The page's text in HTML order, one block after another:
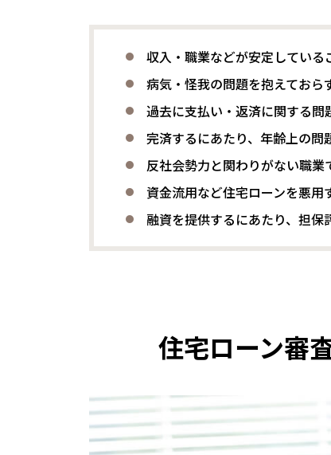
収入・職業などが安定している
病気・怪我の問題を抱えておら
過去に支払い・返済に関する問
完済するにあたり、年齢上の問
反社会勢力と関わりがない職業
資金流用など住宅ローンを悪用
融資を提供するにあたり、担
住宅ローン審